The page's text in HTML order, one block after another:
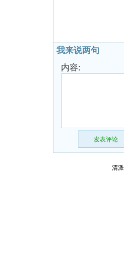
我来说两句
内容:
发表评论
清